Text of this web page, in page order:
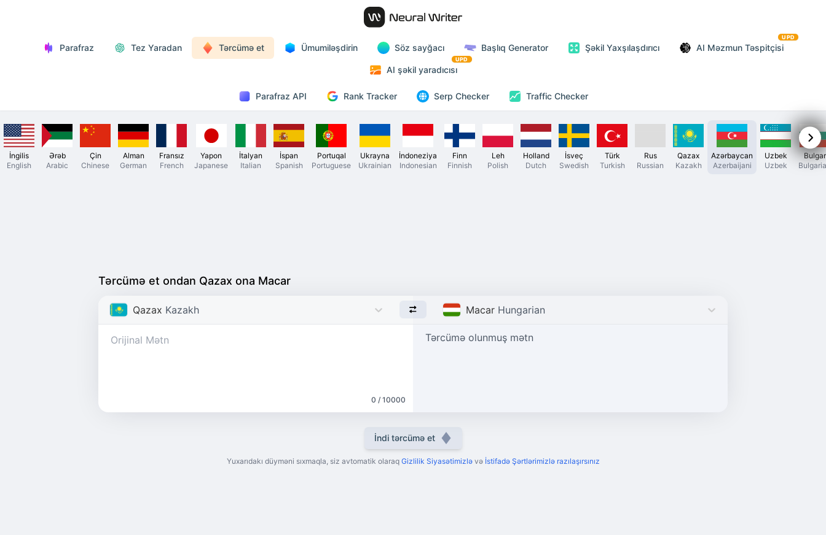
Parafraz Tez Yaradan Tərcümə et Ümumiləşdirin Söz sayğacı Başlıq Generator Şəkil Yaxşılaşdırıcı AI Məzmun Təspitçisi
UPD
AI şəkil yaradıcısı
UPD
Parafraz API Rank Tracker Serp Checker Traffic Checker
İngilis
English
Ərəb
Arabic
Çin
Chinese
Alman
German
Fransız
French
Yapon
Japanese
İtalyan
Italian
İspan
Spanish
Portuqal
Portuguese
Ukrayna
Ukrainian
İndoneziya
Indonesian
Finn
Finnish
Leh
Polish
Holland
Dutch
İsveç
Swedish
Türk
Turkish
Rus
Russian
Qazax
Kazakh
Azərbaycan
Azerbaijani
Uzbek
Uzbek
Bulgar
Tərcümə et ondan Qazax ona Macar
Qazax Kazakh Macar Hungarian
0 / 10000
Tərcümə olunmuş mətn
İndi tərcümə et
Yuxarıdakı düyməni sıxmaqla, siz avtomatik olaraq Gizlilik Siyasətimizlə və İstifadə Şərtlərimizlə razılaşırsınız